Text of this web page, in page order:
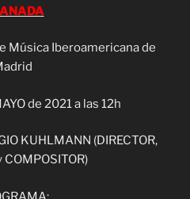
Música Iberoamericana de
de 2021 a las 12h
KUHLMANN (DIRECTOR,
COMPOSITOR)